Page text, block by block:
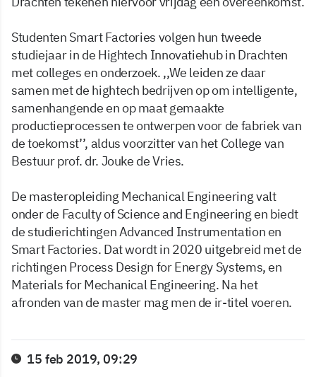
Studenten Smart Factories volgen hun tweede
studiejaar in de Hightech Innovatiehub in Drachten
met colleges en onderzoek. ,,We leiden ze daar
samen met de hightech bedrijven op om intelligente,
samenhangende en op maat gemaakte
productieprocessen te ontwerpen voor de fabriek van
de toekomst’’, aldus voorzitter van het College van
Bestuur prof. dr. Jouke de Vries.
De masteropleiding Mechanical Engineering valt
onder de Faculty of Science and Engineering en biedt
de studierichtingen Advanced Instrumentation en
Smart Factories. Dat wordt in 2020 uitgebreid met de
richtingen Process Design for Energy Systems, en
Materials for Mechanical Engineering. Na het
afronden van de master mag men de ir-titel voeren.
15 feb 2019, 09:29